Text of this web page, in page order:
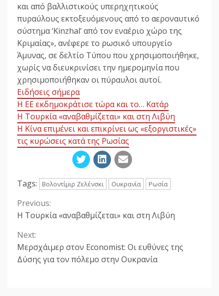
και από βαλλιστικούς υπερηχητικούς
πυραύλους εκτοξευόμενους από το αεροναυτικό
σύστημα ‘Kinzhal’ από τον εναέριο χώρο της
Κριμαίας», ανέφερε το ρωσικό υπουργείο
Άμυνας, σε δελτίο Τύπου που χρησιμοποιήθηκε,
χωρίς να διευκρινίσει την ημερομηνία που
χρησιμοποιήθηκαν οι πύραυλοι αυτοί.
Ειδήσεις σήμερα
Η ΕΕ εκδημοκράτισε τώρα και το… Κατάρ
Η Τουρκία «αναβαθμίζεται» και στη Λιβύη
Η Κίνα επιμένει και επικρίνει ως «εξοργιστικές»
τις κυρώσεις κατά της Ρωσίας
Tags: Βολοντίμιρ Ζελένσκι Ουκρανία Ρωσία
Continue
Reading
Previous:
Η Τουρκία «αναβαθμίζεται» και στη Λιβύη
Next:
Μερσχάιμερ στον Economist: Οι ευθύνες της
Δύσης για τον πόλεμο στην Ουκρανία